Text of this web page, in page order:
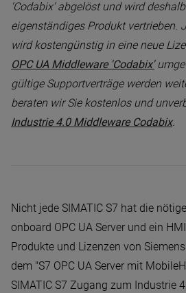
'Codabix' abgelöst und wird
eigenständiges Produkt vertrieben.
wird kostengünstig in eine neue
OPC UA Middleware 'Codabix'
gültige Supportverträge werden
beraten wir Sie kostenlos und
Industrie 4.0 Middleware Codabix.
Nicht jede SIMATIC S7 hat die
onboard OPC UA Server und ein
Produkte und Lizenzen von
dem "S7 OPC UA Server mit
SIMATIC S7 Zugang zum Industrie